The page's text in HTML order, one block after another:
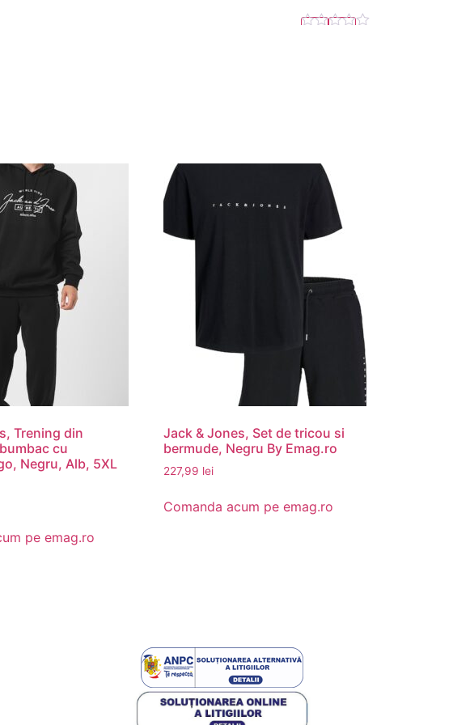
Trening din
cu
Negru, Alb, 5XL
pe emag.ro
Jack & Jones, Set de tricou si
bermude, Negru By Emag.ro
227,99 lei
Comanda acum pe emag.ro